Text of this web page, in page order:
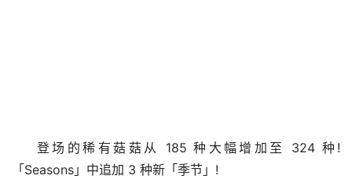
登场的稀有菇菇从 185 种大幅增加至 324 种!
「Seasons」中追加 3 种新「季节」!